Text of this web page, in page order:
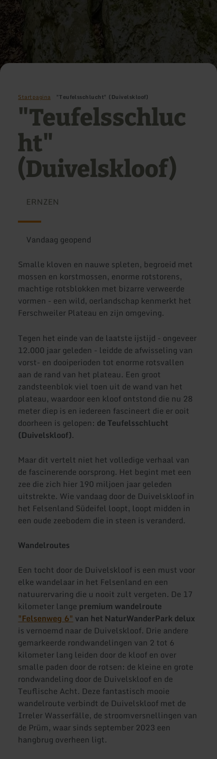
Startpagina "Teufelsschlucht" (Duivelskloof)
"Teufelsschluc
ht"
(Duivelskloof)
ERNZEN
Vandaag geopend
Smalle kloven en nauwe spleten, begroeid met
mossen en korstmossen, enorme rotstorens,
machtige rotsblokken met bizarre verweerde
vormen - een wild, oerlandschap kenmerkt het
Ferschweiler Plateau en zijn omgeving.
Tegen het einde van de laatste ijstijd - ongeveer
12.000 jaar geleden - leidde de afwisseling van
vorst- en dooiperioden tot enorme rotsvallen
aan de rand van het plateau. Een groot
zandsteenblok viel toen uit de wand van het
plateau, waardoor een kloof ontstond die nu 28
meter diep is en iedereen fascineert die er ooit
doorheen is gelopen: de Teufelsschlucht
(Duivelskloof).
Maar dit vertelt niet het volledige verhaal van
de fascinerende oorsprong. Het begint met een
zee die zich hier 190 miljoen jaar geleden
uitstrekte. Wie vandaag door de Duivelskloof in
het Felsenland Südeifel loopt, loopt midden in
een oude zeebodem die in steen is veranderd.
Wandelroutes
Een tocht door de Duivelskloof is een must voor
elke wandelaar in het Felsenland en een
natuurervaring die u nooit zult vergeten. De 17
kilometer lange premium wandelroute
"Felsenweg 6"van het NaturWanderPark delux
is vernoemd naar de Duivelskloof. Drie andere
gemarkeerde rondwandelingen van 2 tot 6
kilometer lang leiden door de kloof en over
smalle paden door de rotsen: de kleine en grote
rondwandeling door de Duivelskloof en de
Teuflische Acht. Deze fantastisch mooie
wandelroute verbindt de Duivelskloof met de
Irreler Wasserfälle, de stroomversnellingen van
de Prüm, waar sinds september 2023 een
hangbrug overheen ligt.